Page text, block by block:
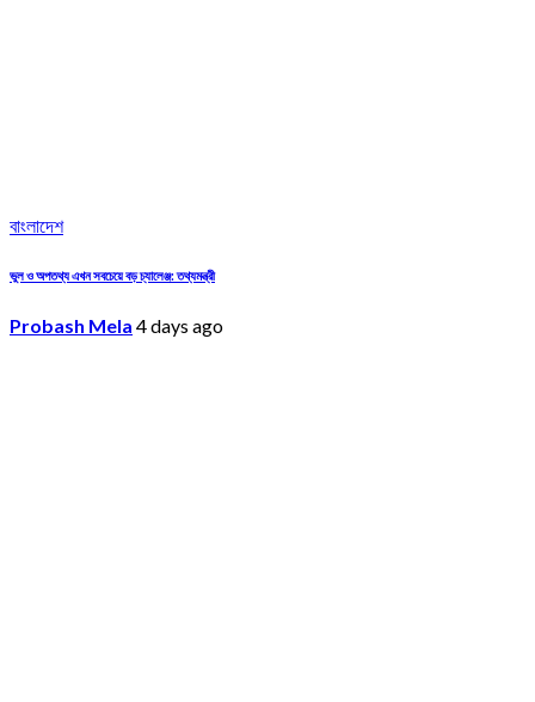
বাংলাদেশ
ভুল ও অপতথ্য এখন সবচেয়ে বড় চ্যালেঞ্জ: তথ্যমন্ত্রী
Probash Mela 4 days ago